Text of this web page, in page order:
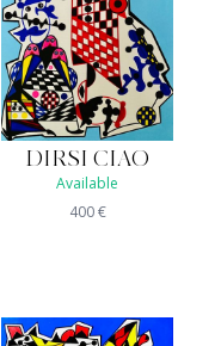
DIRSI CIAO
Available
400€